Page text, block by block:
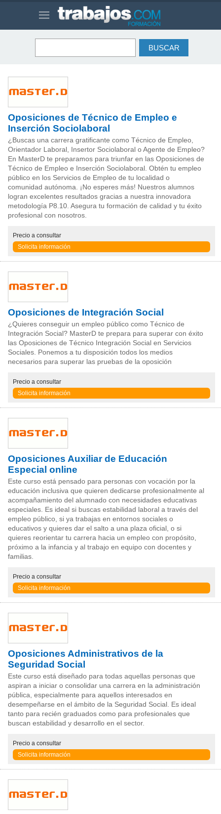
Oposiciones de Técnico de Empleo e
Inserción Sociolaboral
¿Buscas una carrera gratificante como Técnico de Empleo,
Orientador Laboral, Insertor Sociolaboral o Agente de Empleo?
En MasterD te preparamos para triunfar en las Oposiciones de
Técnico de Empleo e Inserción Sociolaboral. Obtén tu empleo
público en los Servicios de Empleo de tu localidad o
comunidad autónoma. ¡No esperes más! Nuestros alumnos
logran excelentes resultados gracias a nuestra innovadora
metodología P8.10. Asegura tu formación de calidad y tu éxito
profesional con nosotros.
Precio a consultar
Solicita información
Oposiciones de Integración Social
¿Quieres conseguir un empleo público como Técnico de
Integración Social? MasterD te prepara para superar con éxito
las Oposiciones de Técnico Integración Social en Servicios
Sociales. Ponemos a tu disposición todos los medios
necesarios para superar las pruebas de la oposición
Precio a consultar
Solicita información
Oposiciones Auxiliar de Educación
Especial online
Este curso está pensado para personas con vocación por la
educación inclusiva que quieren dedicarse profesionalmente al
acompañamiento del alumnado con necesidades educativas
especiales. Es ideal si buscas estabilidad laboral a través del
empleo público, si ya trabajas en entornos sociales o
educativos y quieres dar el salto a una plaza oficial, o si
quieres reorientar tu carrera hacia un empleo con propósito,
próximo a la infancia y al trabajo en equipo con docentes y
familias.
Precio a consultar
Solicita información
Oposiciones Administrativos de la
Seguridad Social
Este curso está diseñado para todas aquellas personas que
aspiran a iniciar o consolidar una carrera en la administración
pública, especialmente para aquellos interesados en
desempeñarse en el ámbito de la Seguridad Social. Es ideal
tanto para recién graduados como para profesionales que
buscan estabilidad y desarrollo en el sector.
Precio a consultar
Solicita información